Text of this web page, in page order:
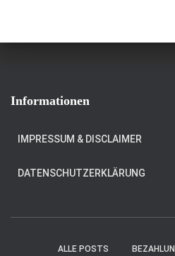
Informationen
IMPRESSUM & DISCLAIMER
DATENSCHUTZERKLÄRUNG
ALLE POSTS